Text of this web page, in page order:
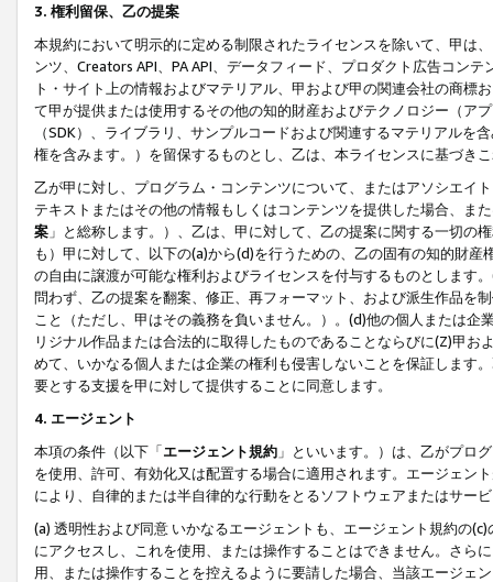
3. 権利留保、乙の提案
本規約において明示的に定める制限されたライセンスを除いて、甲は
ンツ、Creators API、PA API、データフィード、プロダクト広告コン
ト・サイト上の情報およびマテリアル、甲および甲の関連会社の商
て甲が提供または使用するその他の知的財産およびテクノロジー（ア
（SDK）、ライブラリ、サンプルコードおよび関連するマテリアル
権を含みます。）を留保するものとし、乙は、本ライセンスに基づき
乙が甲に対し、プログラム・コンテンツについて、またはアソシエイ
テキストまたはその他の情報もしくはコンテンツを提供した場合、ま
案 」と総称します。）、乙は、甲に対して、乙の提案に関する一切
も）甲に対して、以下の(a)から(d)を行うための、乙の固有の知的財
の自由に譲渡が可能な権利およびライセンスを付与するものとします
問わず、乙の提案を翻案、修正、再フォーマット、および派生作品を
こと（ただし、甲はその義務を負いません。）。(d)他の個人または
リジナル作品または合法的に取得したものであることならびに(Z)甲
めて、いかなる個人または企業の権利も侵害しないことを保証します
要とする支援を甲に対して提供することに同意します。
4. エージェント
本項の条件（以下「エージェント規約 」といいます。）は、乙がプロ
を使用、許可、有効化又は配置する場合に適用されます。エージェン
により、自律的または半自律的な行動をとるソフトウェアまたはサー
(a) 透明性および同意 いかなるエージェントも、エージェント規約の
にアクセスし、これを使用、または操作することはできません。さら
用、または操作することを控えるように要請した場合、当該エージェ